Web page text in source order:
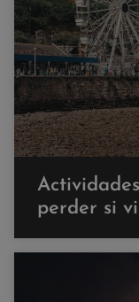
perder si